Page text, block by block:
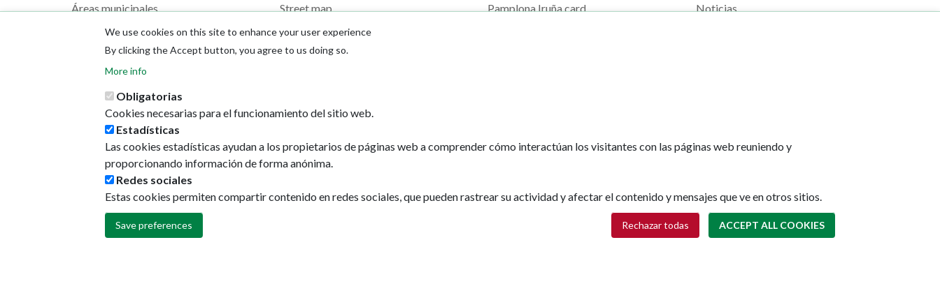
Áreas municipales
The Mayor
Street map
Direcciones de interés
Pamplona Iruña card
Noticias
Plaza Consistorial, s/n
31001 - Pamplona
menu
Política de cookies
Política de privacidad
Accesibilidad
We use cookies on this site to enhance your user experience
By clicking the Accept button, you agree to us doing so.
More info
Obligatorias
Cookies necesarias para el funcionamiento del sitio web.
Estadísticas
Las cookies estadísticas ayudan a los propietarios de páginas web a comprender cómo interactúan los visitantes con las páginas web reuniendo y
proporcionando información de forma anónima.
Redes sociales
Estas cookies permiten compartir contenido en redes sociales, que pueden rastrear su actividad y afectar el contenido y mensajes que ve en otros sitios.
Save preferences Rechazar todas ACCEPT ALL COOKIES
Withdraw consent